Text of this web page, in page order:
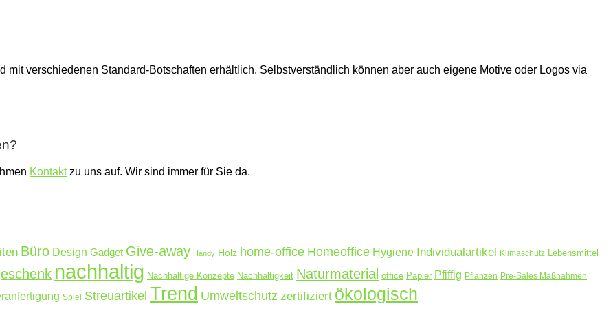
verschiedenen Standard-Botschaften erhältlich. Selbstverständlich können aber auch eigene Motive oder Logos via
Kontaktzu uns auf. Wir sind immer für Sie da.
Büro Design Gadget Give-away Handy Holz home-office Homeoffice Hygiene Individualartikel Klimaschutz Lebensmittel
nachhaltig Nachhaltige Konzepte Nachhaltigkeit Naturmaterial office Papier Pfiffig Pflanzen Pre-Sales Maßnahmen
Spiel Streuartikel Trend Umweltschutz zertifiziert ökologisch